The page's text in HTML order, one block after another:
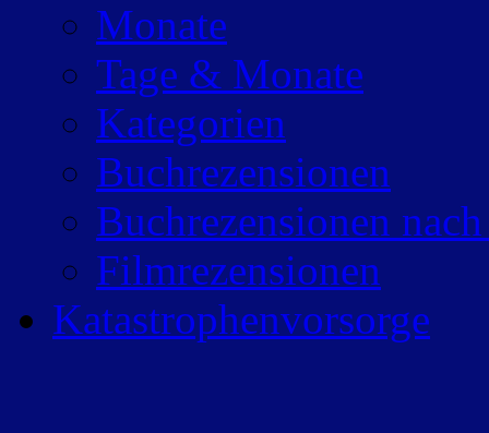
Monate
Tage & Monate
Kategorien
Buchrezensionen
Buchrezensionen
Filmrezensionen
Katastrophenvorsorge